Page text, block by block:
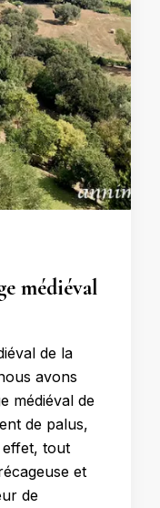
médiéval
de la
avons
médiéval de
de palus,
effet, tout
et
de